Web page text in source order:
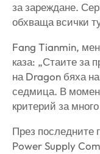
за зареждане.
обхваща всички
Fang Tianmin,
каза: „Стаите за
на Dragon бяха
седмица. В
критерий за
През последните
Power Supply